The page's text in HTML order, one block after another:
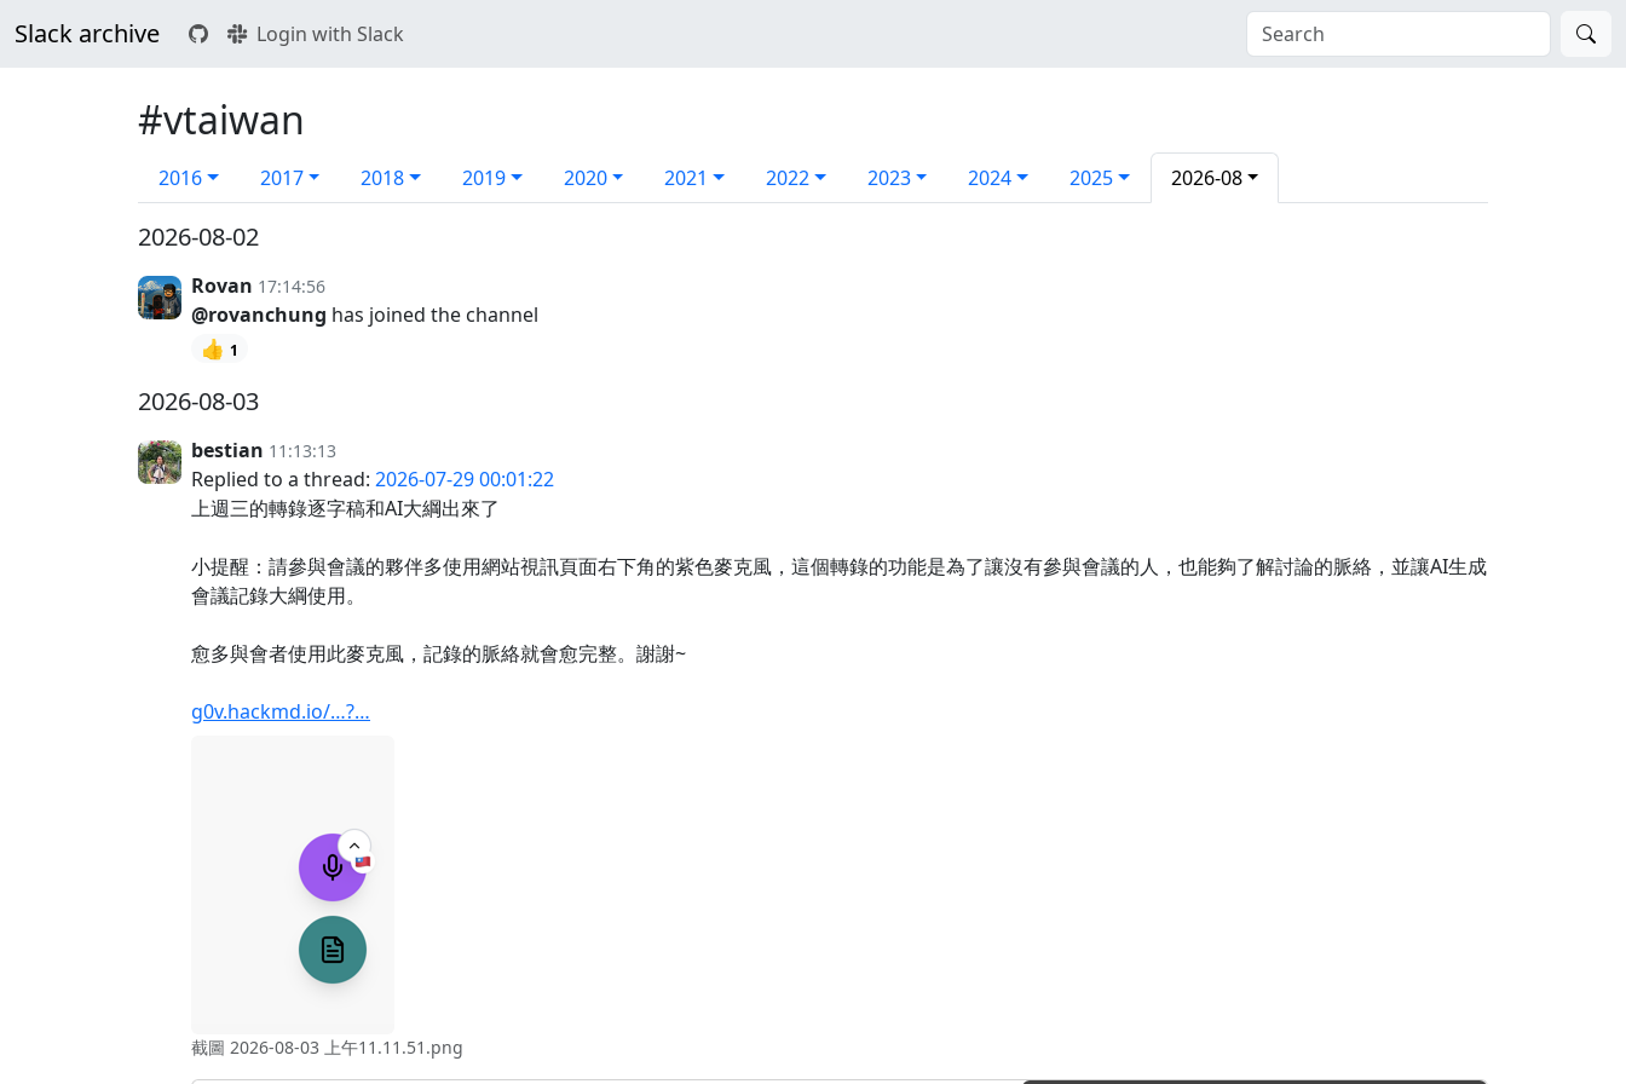
Slack archive Login with Slack
#vtaiwan
2016 2017 2018 2019 2020 2021 2022 2023 2024 2025 2026-08
2026-08-02
Rovan 17:14:56
@rovanchung has joined the channel
👍 1
2026-08-03
bestian 11:13:13
Replied to a thread: 2026-07-29 00:01:22
上週三的轉錄逐字稿和AI大綱出來了
小提醒：請參與會議的夥伴多使用網站視訊頁面右下角的紫色麥克風，這個轉錄的功能是為了讓沒有參與會議的人，也能夠了解討論的脈絡，並讓AI生成
會議記錄大綱使用。
愈多與會者使用此麥克風，記錄的脈絡就會愈完整。謝謝~
g0v.hackmd.io/…?…
截圖 2026-08-03 上午11.11.51.png